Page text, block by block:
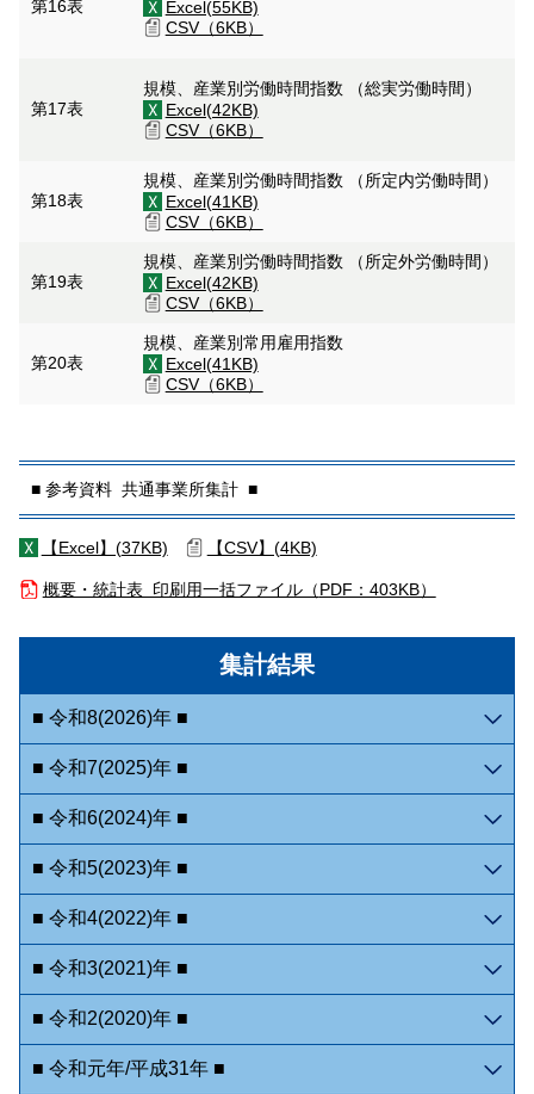
集計結果
■ 令和8(2026)年 ■
■ 令和7(2025)年 ■
■ 令和6(2024)年 ■
■ 令和5(2023)年 ■
■ 令和4(2022)年 ■
■ 令和3(2021)年 ■
■ 令和2(2020)年 ■
■ 令和元年/平成31年 ■
第16表
Excel(55KB)
CSV（6KB）
第17表
規模、産業別労働時間指数 （総実労働時間）
Excel(42KB)
CSV（6KB）
第18表
規模、産業別労働時間指数 （所定内労働時間）
Excel(41KB)
CSV（6KB）
第19表
規模、産業別労働時間指数 （所定外労働時間）
Excel(42KB)
CSV（6KB）
第20表
規模、産業別常用雇用指数
Excel(41KB)
CSV（6KB）
■ 参考資料 共通事業所集計 ■
【Excel】(37KB) 【CSV】(4KB)
概要・統計表 印刷用一括ファイル（PDF：403KB）